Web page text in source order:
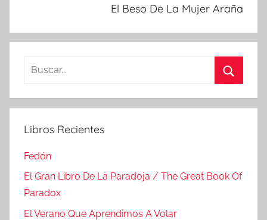
El Beso De La Mujer Araña
Buscar:
Libros Recientes
Fedón
El Gran Libro De La Paradoja / The Great Book Of
Paradox
El Verano Que Aprendimos A Volar